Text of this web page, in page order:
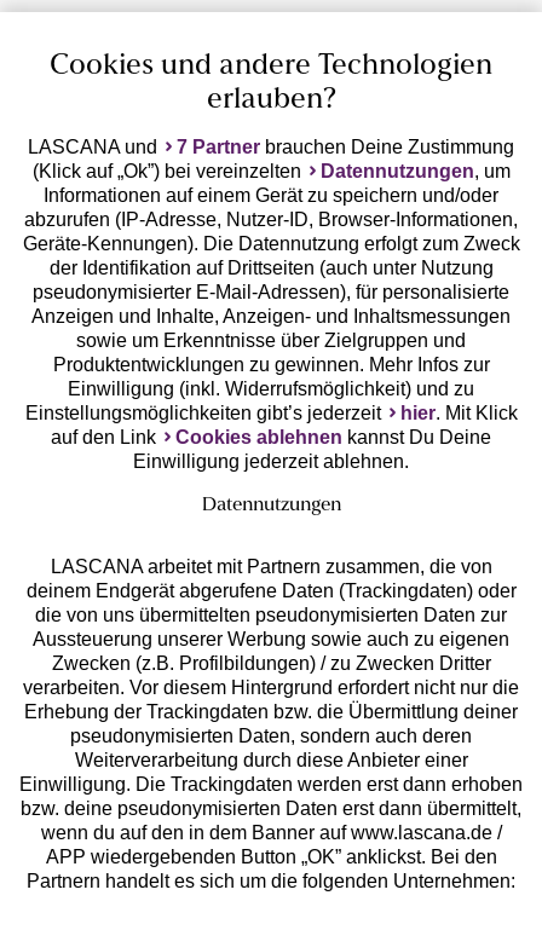
Geprüfte Sicherheit
Unsere Apps
Services
Beratung
Über uns
Rechtliches
Cookies und andere Technologien
erlauben?
LASCANA und 7 Partner brauchen Deine Zustimmung
(Klick auf „Ok”) bei vereinzelten
Datennutzungen, um
Informationen auf einem Gerät zu speichern und/oder
abzurufen (IP-Adresse, Nutzer-ID, Browser-Informationen,
Geräte-Kennungen). Die Datennutzung erfolgt zum Zweck
der Identifikation auf Drittseiten (auch unter Nutzung
pseudonymisierter E-Mail-Adressen), für personalisierte
Anzeigen und Inhalte, Anzeigen- und Inhaltsmessungen
sowie um Erkenntnisse über Zielgruppen und
Produktentwicklungen zu gewinnen. Mehr Infos zur
Einwilligung (inkl. Widerrufsmöglichkeit) und zu
Einstellungsmöglichkeiten gibt’s jederzeit
hier. Mit Klick
auf den Link
Cookies ablehnen kannst Du Deine
Einwilligung jederzeit ablehnen.
Datennutzungen
LASCANA arbeitet mit Partnern zusammen, die von
deinem Endgerät abgerufene Daten (Trackingdaten) oder
die von uns übermittelten pseudonymisierten Daten zur
Aussteuerung unserer Werbung sowie auch zu eigenen
Zwecken (z.B. Profilbildungen) / zu Zwecken Dritter
verarbeiten. Vor diesem Hintergrund erfordert nicht nur die
Erhebung der Trackingdaten bzw. die Übermittlung deiner
pseudonymisierten Daten, sondern auch deren
Weiterverarbeitung durch diese Anbieter einer
Einwilligung. Die Trackingdaten werden erst dann erhoben
bzw. deine pseudonymisierten Daten erst dann übermittelt,
wenn du auf den in dem Banner auf www.lascana.de /
APP wiedergebenden Button „OK” anklickst. Bei den
Partnern handelt es sich um die folgenden Unternehmen: